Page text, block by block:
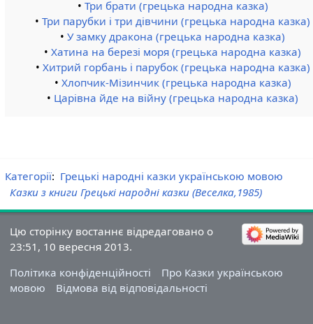
• Три брати (грецька народна казка)
•Три парубки і три дівчини (грецька народна казка)
•У замку дракона (грецька народна казка)
•Хатина на березі моря (грецька народна казка)
• Хитрий горбань і парубок (грецька народна казка)
• Хлопчик-Мізинчик (грецька народна казка)
• Царівна йде на війну (грецька народна казка)
Категорії: Грецькі народні казки українською мовою
Казки з книги Грецькі народні казки (Веселка,1985)
Цю сторінку востаннє відредаговано о
23:51, 10 вересня 2013.
Політика конфіденційності
Про Казки українською
мовою
Відмова від відповідальності